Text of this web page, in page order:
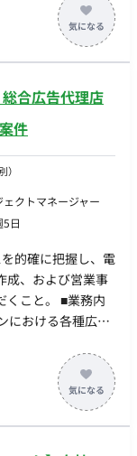
合広告代理店
件
）
クトマネージャー
5日
的確に把握し、電
成、および営業事
■業務内
おける各種広告
告代理店チームと
成 ・営業部署に